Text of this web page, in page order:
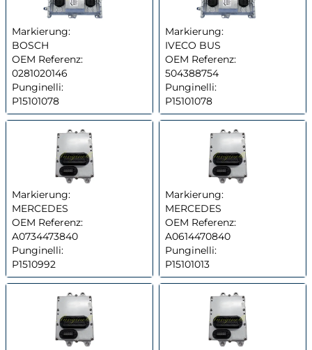
Markierung:
BOSCH
OEM Referenz:
0281020146
Punginelli:
P15101078
Markierung:
IVECO BUS
OEM Referenz:
504388754
Punginelli:
P15101078
Markierung:
MERCEDES
OEM Referenz:
A0734473840
Punginelli:
P1510992
Markierung:
MERCEDES
OEM Referenz:
A0614470840
Punginelli:
P15101013